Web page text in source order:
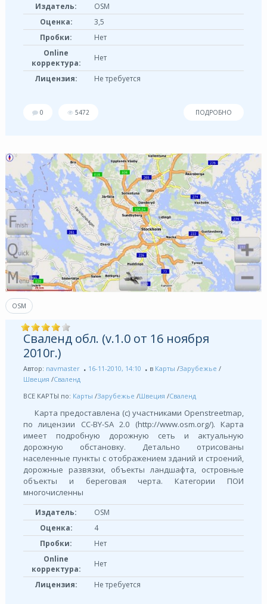
Издатель:
OSM
Оценка:
3,5
Пробки:
Нет
Online
корректура:
Нет
Лицензия: Не требуется
0 5472 ПОДРОБНО
OSM
Сваленд обл. (v.1.0 от 16 ноября
2010г.)
Автор: navmaster 16-11-2010, 14:10 в Карты /Зарубежье /
Швеция /Сваленд
ВСЕ КАРТЫ по: Карты /Зарубежье /Швеция /Сваленд
Карта предоставлена (с) участниками Openstreetmap,
по лицензии СС-BY-SA 2.0 (http://www.osm.org/). Карта
имеет подробную дорожную сеть и актуальную
дорожную обстановку. Детально отрисованы
населенные пункты с отображением зданий и строений,
дорожные развязки, объекты ландшафта, островные
объекты и береговая черта. Категории ПОИ
многочисленны
Издатель:
OSM
Оценка:
4
Пробки:
Нет
Online
корректура:
Нет
Лицензия: Не требуется